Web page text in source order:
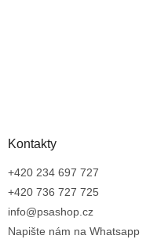
Kontakty
+420 234 697 727
+420 736 727 725
info@psashop.cz
Napište nám na Whatsapp